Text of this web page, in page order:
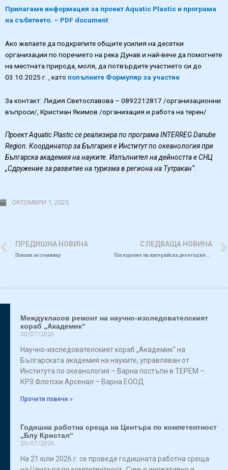
Прилагаме информация за проект Aquatic Plastic и програма
на събитието. – PDF document
Ако желаете да подкрепите общите усилия на десетки
организации по поречието на река Дунав и най-вече да помогнете
на местната природа, моля, да потвърдите участието си до
03.10.2025 г. , като попълните Формуляр за участие
За контакт: Лидия Светославова – 0892212817 /организационни
въпроси/, Кристиан Якимов /организация и работа на терен/
Проект Aquatic Plastic се реализира по програма INTERREG Danube
Region. Координатор за България е Институт по океанология при
Българска академия на науките. Изпълнител на дейността е СНЦ
„Сдружение за развитие на туризма в региона на Тутракан“.
ОКТОМВРИ 1, 2025
ПРЕДИШНА НОВИНА
Покана за семинар
СЛЕДВАЩА НОВИНА
Посещение на нигерийска делегация в Института по океанология
Междукласов ремонт на научно-изследователският
кораб „Академик“
30/07/2026
Научно-изследователският кораб „Академик“ на
Българската академия на науките, управляван от
Института по океанология – Варна постъпи в ТЕРЕМ –
КРЗ Флотски Арсенал – Варна ЕООД
Прочети повече »
Годишна работна среща на Центъра по компетентност
„Блу Кристал“
29/07/2026
На 21 юли 2026 г. се проведе годишната работна среща